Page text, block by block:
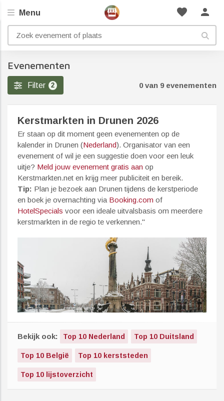
favorite person
Menu
Evenementen
Filter 2 0 van 9 evenementen
Kerstmarkten in Drunen 2026
Er staan op dit moment geen evenementen op de
kalender in Drunen (Nederland). Organisator van een
evenement of wil je een suggestie doen voor een leuk
uitje? Meld jouw evenement gratis aan op
Kerstmarkten.net en krijg meer publiciteit en bereik.
Tip: Plan je bezoek aan Drunen tijdens de kerstperiode
en boek je overnachting via Booking.com of
HotelSpecials voor een ideale uitvalsbasis om meerdere
kerstmarkten in de regio te verkennen."
Bekijk ook: Top 10 Nederland Top 10 Duitsland
Top 10 België Top 10 kerststeden
Top 10 lijstoverzicht